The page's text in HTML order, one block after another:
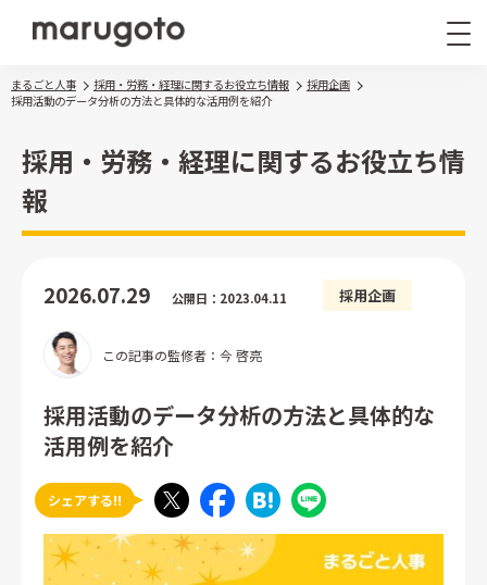
その他サービス
お役立ち情報
ナレッジ資料
ウェビナー
まるごと人事 採用・労務・経理に関するお役立ち情報
採用企画
採用活動のデータ分析の方法と具体的な活用例を紹介
採用・労務・経理に関するお役立ち情
報
2026.07.29 公開日：2023.04.11 採用企画
この記事の監修者：今 啓亮
採用活動のデータ分析の方法と具体的な
活用例を紹介
シェアする!!